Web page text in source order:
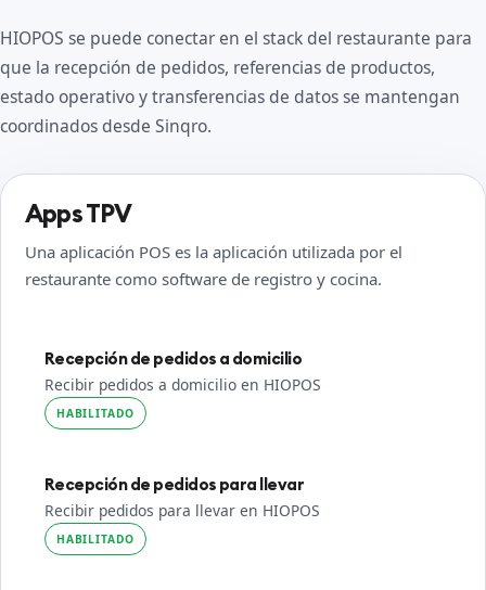
HIOPOS se puede conectar en el stack del restaurante para
que la recepción de pedidos, referencias de productos,
estado operativo y transferencias de datos se mantengan
coordinados desde Sinqro.
Apps TPV
Una aplicación POS es la aplicación utilizada por el
restaurante como software de registro y cocina.
Recepción de pedidos a domicilio
Recibir pedidos a domicilio en HIOPOS
HABILITADO
Recepción de pedidos para llevar
Recibir pedidos para llevar en HIOPOS
HABILITADO